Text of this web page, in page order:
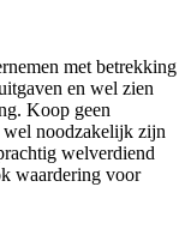
met betrekking
en wel zien
Koop geen
wel noodzakelijk zijn
welverdiend
waardering voor